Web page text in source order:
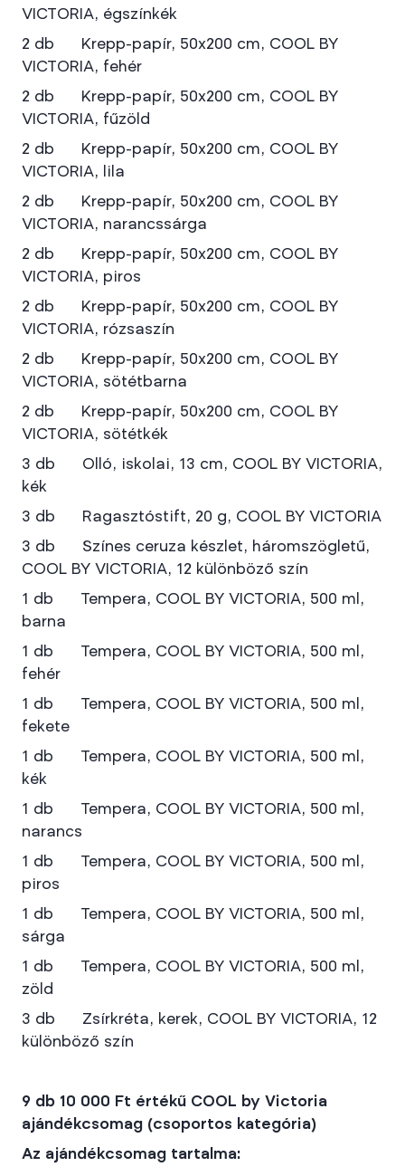
VICTORIA, égszínkék
2 db Krepp-papír, 50x200 cm, COOL BY
VICTORIA, fehér
2 db Krepp-papír, 50x200 cm, COOL BY
VICTORIA, fűzöld
2 db Krepp-papír, 50x200 cm, COOL BY
VICTORIA, lila
2 db Krepp-papír, 50x200 cm, COOL BY
VICTORIA, narancssárga
2 db Krepp-papír, 50x200 cm, COOL BY
VICTORIA, piros
2 db Krepp-papír, 50x200 cm, COOL BY
VICTORIA, rózsaszín
2 db Krepp-papír, 50x200 cm, COOL BY
VICTORIA, sötétbarna
2 db Krepp-papír, 50x200 cm, COOL BY
VICTORIA, sötétkék
3 db Olló, iskolai, 13 cm, COOL BY VICTORIA,
kék
3 db Ragasztóstift, 20 g, COOL BY VICTORIA
3 db Színes ceruza készlet, háromszögletű,
COOL BY VICTORIA, 12 különböző szín
1 db Tempera, COOL BY VICTORIA, 500 ml,
barna
1 db Tempera, COOL BY VICTORIA, 500 ml,
fehér
1 db Tempera, COOL BY VICTORIA, 500 ml,
fekete
1 db Tempera, COOL BY VICTORIA, 500 ml,
kék
1 db Tempera, COOL BY VICTORIA, 500 ml,
narancs
1 db Tempera, COOL BY VICTORIA, 500 ml,
piros
1 db Tempera, COOL BY VICTORIA, 500 ml,
sárga
1 db Tempera, COOL BY VICTORIA, 500 ml,
zöld
3 db Zsírkréta, kerek, COOL BY VICTORIA, 12
különböző szín
9 db 10 000 Ft értékű COOL by Victoria
ajándékcsomag (csoportos kategória)
Az ajándékcsomag tartalma: